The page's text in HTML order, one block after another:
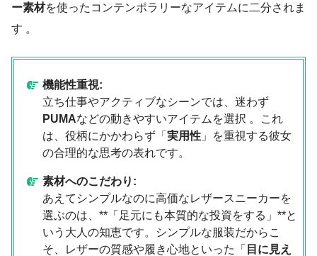
ー素材を使ったコンテンポラリーなアイテムに二分されま
す 。
機能性重視:
立ち仕事やアクティブなシーンでは、迷わず
PUMAなどの動きやすいアイテムを選択 。これ
は、役柄にかかわらず「 実用性 」を重視する彼女
の合理的な思考の表れです。
素材へのこだわり:
あえてシンプルなのに高価なレザースニーカーを
選ぶのは、**「足元にも本質的な投資をする」**と
いう大人の知恵です。シンプルな服装だからこ
そ、レザーの質感や履き心地といった「 目に見え